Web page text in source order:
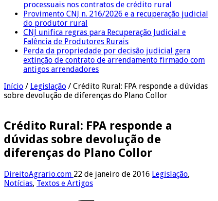
processuais nos contratos de crédito rural
Provimento CNJ n. 216/2026 e a recuperação judicial
do produtor rural
CNJ unifica regras para Recuperação Judicial e
Falência de Produtores Rurais
Perda da propriedade por decisão judicial gera
extinção de contrato de arrendamento firmado com
antigos arrendadores
Início / Legislação / Crédito Rural: FPA responde a dúvidas
sobre devolução de diferenças do Plano Collor
Crédito Rural: FPA responde a
dúvidas sobre devolução de
diferenças do Plano Collor
DireitoAgrario.com 22 de janeiro de 2016 Legislação,
Notícias, Textos e Artigos